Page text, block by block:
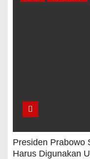
Presiden Prabowo
Harus Digunakan